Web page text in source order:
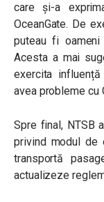
care și-a
OceanGate. De
puteau fi oameni
Acesta a mai
exercita
avea probleme cu
Spre final, NTSB
privind modul de
transportă
actualizeze